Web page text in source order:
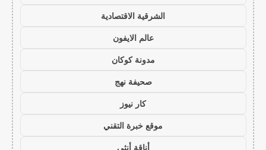
الشرقية الاقتصادية
عالم الايفون
مدونة كوكان
صحيفة نهج
كار نيوز
موقع خبرة التقني
أناقة أنثى